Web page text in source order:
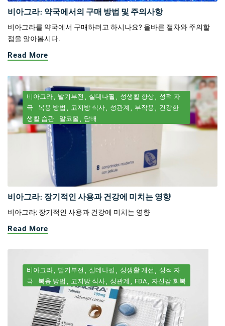
비아그라: 약국에서의 구매 방법 및 주의사항
비아그라를 약국에서 구매하려고 하시나요? 올바른 절차와 주의할
점을 알아봅시다.
Read More
비아그라 발기부전 실데나필 성생활 향상
성적 자
극
복용 방법 고지방 식사 성관계 부작용
건강한
생활 습관
알코올 담배
비아그라: 장기적인 사용과 건강에 미치는 영향
비아그라: 장기적인 사용과 건강에 미치는 영향
Read More
비아그라 발기부전 실데나필 성생활 개선
성적 자
극
복용 방법 고지방 식사 성관계 FDA 자신감 회복